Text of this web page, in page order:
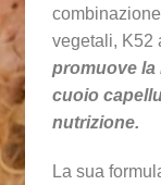
vegetali, K52
promuove la
cuoio
nutrizione.
La sua